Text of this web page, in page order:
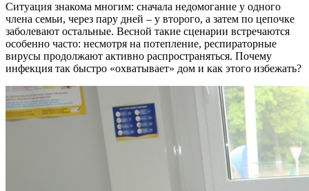
Ситуация знакома многим: сначала недомогание у одного
члена семьи, через пару дней – у второго, а затем по цепочке
заболевают остальные. Весной такие сценарии встречаются
особенно часто: несмотря на потепление, респираторные
вирусы продолжают активно распространяться. Почему
инфекция так быстро «охватывает» дом и как этого избежать?